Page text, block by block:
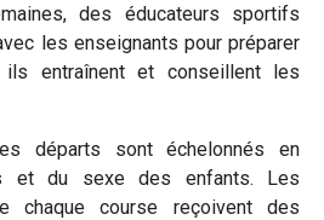
des éducateurs sportifs
les enseignants pour préparer
ils entraînent et conseillent les
départs sont échelonnés en
et du sexe des enfants. Les
chaque course reçoivent des